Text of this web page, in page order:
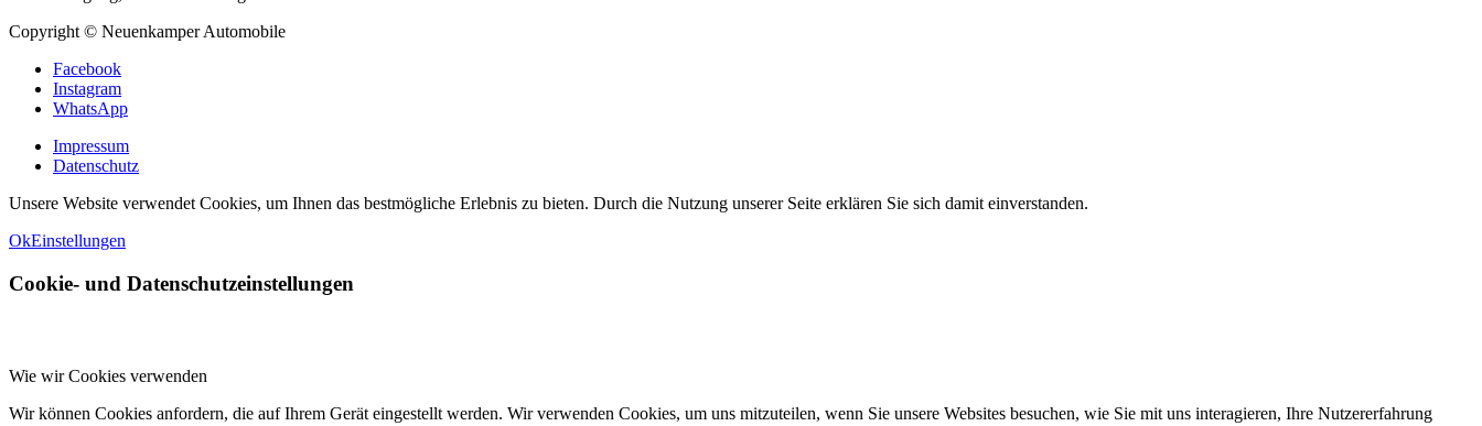
Copyright © Neuenkamper Automobile
Facebook
Instagram
WhatsApp
Impressum
Datenschutz
Unsere Website verwendet Cookies, um Ihnen das bestmögliche Erlebnis zu bieten. Durch die Nutzung unserer Seite erklären Sie sich damit einverstanden.
OkEinstellungen
Cookie- und Datenschutzeinstellungen
Wie wir Cookies verwenden
Wir können Cookies anfordern, die auf Ihrem Gerät eingestellt werden. Wir verwenden Cookies, um uns mitzuteilen, wenn Sie unsere Websites besuchen, wie Sie mit uns interagieren, Ihre Nutzererfahrung